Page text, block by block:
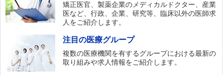
矯正医官、製薬企業のメディカルドクター、産業
医など、行政、企業、研究等、臨床以外の医師求
人をご紹介します。
注目の医療グループ
複数の医療機関を有するグループにおける最新の
取り組みや求人情報をご紹介します。